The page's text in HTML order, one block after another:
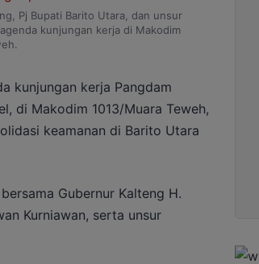
Pj Bupati Barito Utara, dan unsur
kunjungan kerja di Makodim
kunjungan kerja Pangdam
di Makodim 1013/Muara Teweh,
keamanan di Barito Utara
Gubernur Kalteng H.
Kurniawan, serta unsur